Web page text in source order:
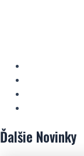
Ďalšie Novinky